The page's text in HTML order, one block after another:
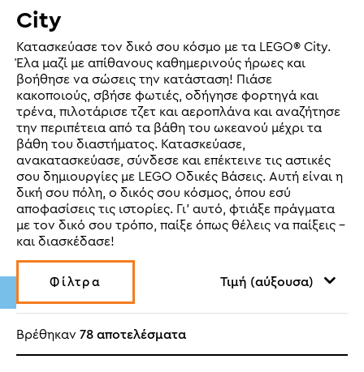
City
Κατασκεύασε τον δικό σου κόσμο με τα LEGO® City.
Έλα μαζί με απίθανους καθημερινούς ήρωες και
βοήθησε να σώσεις την κατάσταση! Πιάσε
κακοποιούς, σβήσε φωτιές, οδήγησε φορτηγά και
τρένα, πιλοτάρισε τζετ και αεροπλάνα και αναζήτησε
την περιπέτεια από τα βάθη του ωκεανού μέχρι τα
βάθη του διαστήματος. Κατασκεύασε,
ανακατασκεύασε, σύνδεσε και επέκτεινε τις αστικές
σου δημιουργίες με LEGO Οδικές Βάσεις. Αυτή είναι η
δική σου πόλη, ο δικός σου κόσμος, όπου εσύ
αποφασίσεις τις ιστορίες. Γι’ αυτό, φτιάξε πράγματα
με τον δικό σου τρόπο, παίξε όπως θέλεις να παίξεις –
και διασκέδασε!
Φίλτρα
Βρέθηκαν 78 αποτελέσματα
Τιμή (αύξουσα)